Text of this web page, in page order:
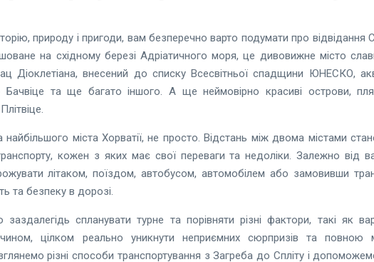
природу і пригоди, вам безперечно варто подумати про відвідання
на східному березі Адріатичного моря, це дивовижне місто
Діоклетіана, внесений до списку Всесвітньої спадщини ЮНЕСКО,
Бачвіце та ще багато іншого. А ще неймовірно красиві острови,
міста Хорватії, не просто. Відстань між двома містами
кожен з яких має свої переваги та недоліки. Залежно від
літаком, поїздом, автобусом, автомобілем або замовивши
та безпеку в дорозі.
спланувати турне та порівняти різні фактори, такі як
чином, цілком реально уникнути неприємних сюрпризів та повною
різні способи транспортування з Загреба до Спліту і